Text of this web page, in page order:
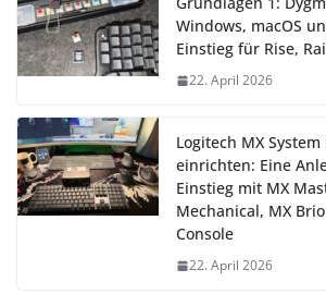
Windows, macOS
Einstieg für Rise,
22. April 2026
Logitech MX
einrichten: Eine
Einstieg mit MX
Mechanical, MX
Console
22. April 2026